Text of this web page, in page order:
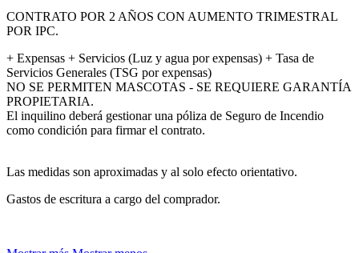
CONTRATO POR 2 AÑOS CON AUMENTO TRIMESTRAL
POR IPC.
+ Expensas + Servicios (Luz y agua por expensas) + Tasa de
Servicios Generales (TSG por expensas)
NO SE PERMITEN MASCOTAS - SE REQUIERE GARANTÍA
PROPIETARIA.
El inquilino deberá gestionar una póliza de Seguro de Incendio
como condición para firmar el contrato.
Las medidas son aproximadas y al solo efecto orientativo.
Gastos de escritura a cargo del comprador.